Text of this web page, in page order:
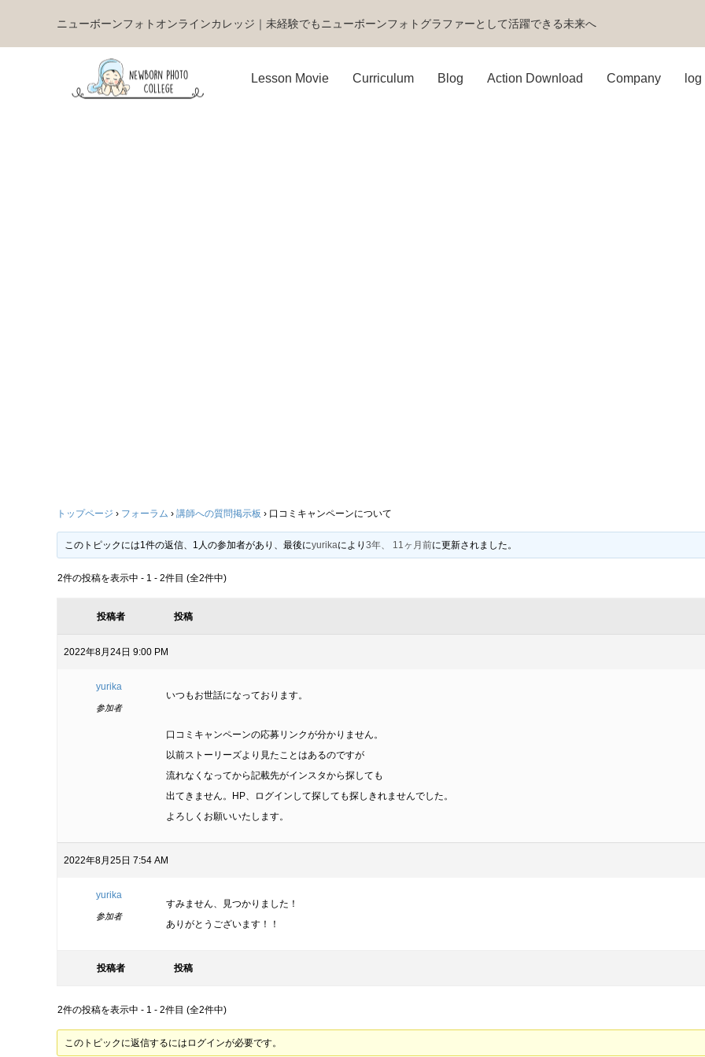
ニューボーンフォトオンラインカレッジ｜未経験でもニューボーンフォトグラファーとして活躍できる未来へ
Lesson Movie Curriculum Blog Action Download Company log
トップページ › フォーラム › 講師への質問掲示板 › 口コミキャンペーンについて
このトピックには1件の返信、1人の参加者があり、最後にyurikaにより3年、 11ヶ月前に更新されました。
2件の投稿を表示中 - 1 - 2件目 (全2件中)
投稿者 投稿
2022年8月24日 9:00 PM
yurika
参加者
いつもお世話になっております。
口コミキャンペーンの応募リンクが分かりません。
以前ストーリーズより見たことはあるのですが
流れなくなってから記載先がインスタから探しても
出てきません。HP、ログインして探しても探しきれませんでした。
よろしくお願いいたします。
2022年8月25日 7:54 AM
yurika
参加者
すみません、見つかりました！
ありがとうございます！！
投稿者 投稿
2件の投稿を表示中 - 1 - 2件目 (全2件中)
このトピックに返信するにはログインが必要です。